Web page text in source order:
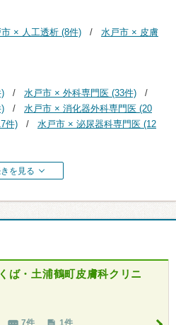
× 人工透析 (8件)
水戸市 × 皮膚
水戸市 × 外科専門医 (33件)
水戸市 × 消化器外科専門医 (20
件)
水戸市 × 泌尿器科専門医 (12
を見る
ば・土浦鶴町皮膚科クリニ
7件 1件